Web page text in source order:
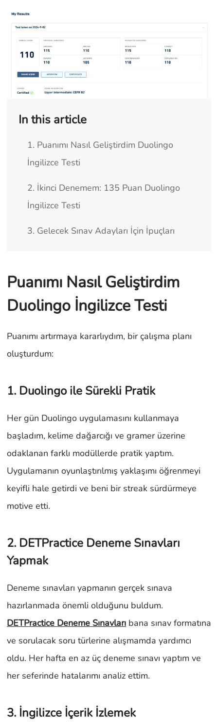
In this article
1. Puanımı Nasıl Geliştirdim Duolingo
İngilizce Testi
2. İkinci Denemem: 135 Puan Duolingo
İngilizce Testi
3. Gelecek Sınav Adayları İçin İpuçları
Puanımı Nasıl Geliştirdim
Duolingo İngilizce Testi
Puanımı artırmaya kararlıydım, bir çalışma planı
oluşturdum:
1. Duolingo ile Sürekli Pratik
Her gün Duolingo uygulamasını kullanmaya
başladım, kelime dağarcığı ve gramer üzerine
odaklanan farklı modüllerde pratik yaptım.
Uygulamanın oyunlaştırılmış yaklaşımı öğrenmeyi
keyifli hale getirdi ve beni bir streak sürdürmeye
motive etti.
2. DETPractice Deneme Sınavları
Yapmak
Deneme sınavları yapmanın gerçek sınava
hazırlanmada önemli olduğunu buldum.
DETPractice Deneme Sınavları bana sınav formatına
ve sorulacak soru türlerine alışmamda yardımcı
oldu. Her hafta en az üç deneme sınavı yaptım ve
her seferinde hatalarımı analiz ettim.
3. İngilizce İçerik İzlemek